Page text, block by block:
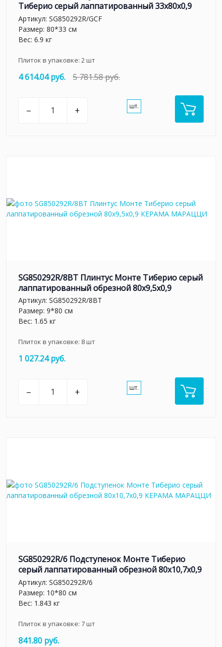
Тиберио серый лаппатированный 33x80x0,9
Артикул: SG850292R/GCF
Размер: 80*33 см
Вес: 6.9 кг
Плиток в упаковке: 2шт
4 614.04 руб. 5 781.58 руб.
– + шт.
SG850292R/8BT Плинтус Монте Тиберио серый
лаппатированный обрезной 80x9,5x0,9
Артикул: SG850292R/8BT
Размер: 9*80 см
Вес: 1.65 кг
Плиток в упаковке: 8шт
1 027.24 руб.
– + шт.
SG850292R/6 Подступенок Монте Тиберио
серый лаппатированный обрезной 80x10,7x0,9
Артикул: SG850292R/6
Размер: 10*80 см
Вес: 1.843 кг
Плиток в упаковке: 7шт
841.80 руб.